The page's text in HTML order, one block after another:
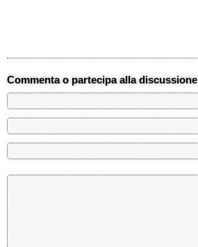
Commenta o partecipa alla discussione